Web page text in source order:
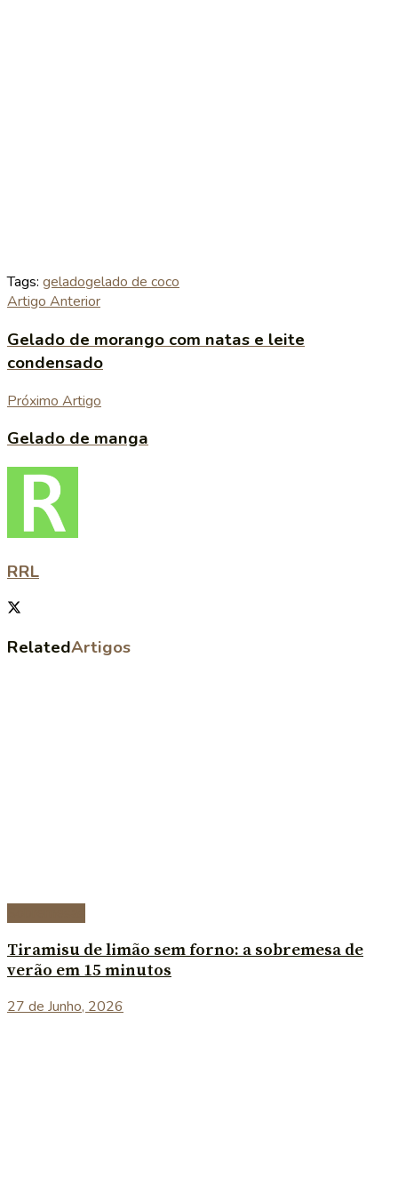
Tags: geladogelado de coco
Artigo Anterior
Gelado de morango com natas e leite
condensado
Próximo Artigo
Gelado de manga
RRL
RelatedArtigos
Tiramisu de limão sem forno: a sobremesa de
verão em 15 minutos
27 de Junho, 2026